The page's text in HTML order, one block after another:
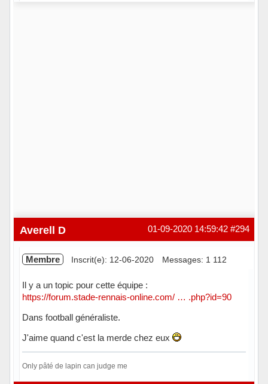
#294
01-09-2020 14:59:42
Averell D
Membre Inscrit(e): 12-06-2020 Messages: 1 112
Il y a un topic pour cette équipe :
https://forum.stade-rennais-online.com/ … .php?id=90
Dans football généraliste.
J'aime quand c'est la merde chez eux
Only pâté de lapin can judge me